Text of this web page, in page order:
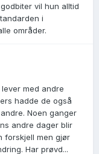
vil hun alltid
i
områder.
med andre
hadde de også
Noen ganger
andre dager blir
forskjell men gjør
Har prøvd...